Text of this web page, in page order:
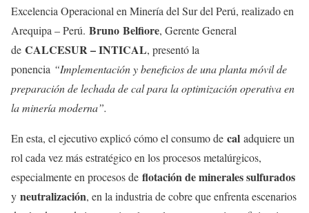
Excelencia Operacional en Minería del Sur del Perú, realizado en
Arequipa – Perú. Bruno Belfiore, Gerente General
de CALCESUR – INTICAL, presentó la
ponencia “Implementación y beneficios de una planta móvil de
preparación de lechada de cal para la optimización operativa en
la minería moderna”.
En esta, el ejecutivo explicó cómo el consumo de cal adquiere un
rol cada vez más estratégico en los procesos metalúrgicos,
especialmente en procesos de flotación de minerales sulfurados
y neutralización, en la industria de cobre que enfrenta escenarios